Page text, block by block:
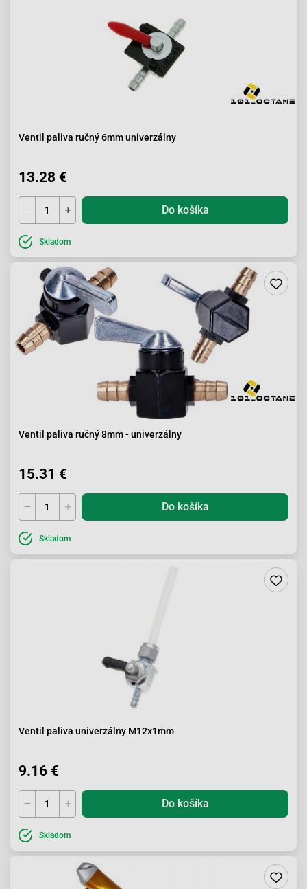
Ventil paliva ručný 6mm univerzálny
13.28 €
Do košíka
Skladom
Ventil paliva ručný 8mm - univerzálny
15.31 €
Do košíka
Skladom
Ventil paliva univerzálny M12x1mm
9.16 €
Do košíka
Skladom